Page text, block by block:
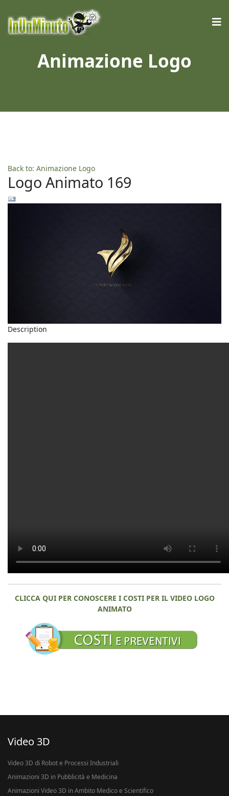
Animazione Logo
Back to: Animazione Logo
Logo Animato 169
Description
CLICCA QUI PER CONOSCERE I COSTI PER IL VIDEO LOGO
ANIMATO
Video 3D
Video 3D di Robot e Processi Industriali
Animazioni 3D in Pubblicità e Medicina
Animazioni Video 3D in Ambito Medico e Scientifico